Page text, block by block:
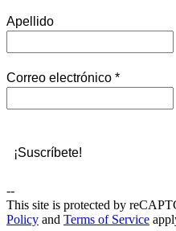
Apellido
Correo electrónico *
--
This site is protected by
Policy and Terms of Service